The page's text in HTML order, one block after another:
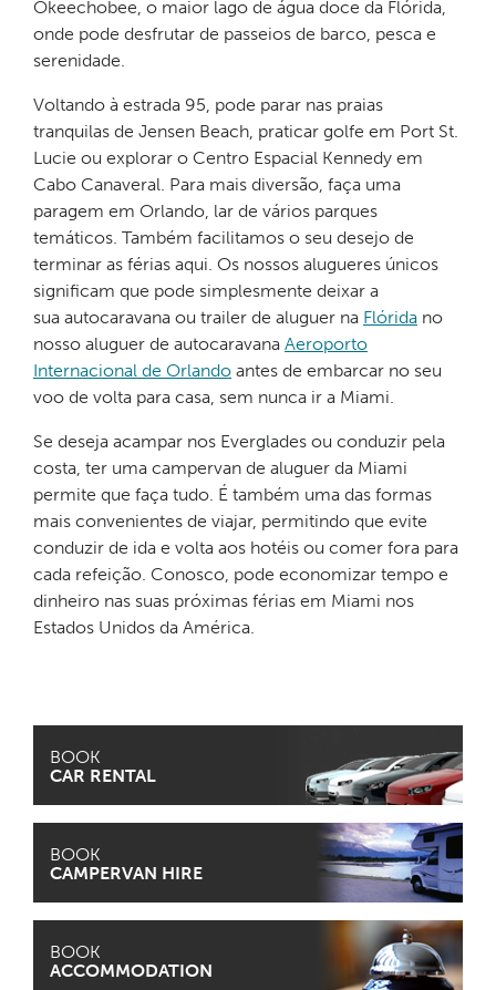
Okeechobee, o maior lago de água doce da Flórida,
onde pode desfrutar de passeios de barco, pesca e
serenidade.
Voltando à estrada 95, pode parar nas praias
tranquilas de Jensen Beach, praticar golfe em Port St.
Lucie ou explorar o Centro Espacial Kennedy em
Cabo Canaveral. Para mais diversão, faça uma
paragem em Orlando, lar de vários parques
temáticos. Também facilitamos o seu desejo de
terminar as férias aqui. Os nossos alugueres únicos
significam que pode simplesmente deixar a
sua autocaravana ou trailer de aluguer na Flórida no
nosso aluguer de autocaravana Aeroporto
Internacional de Orlando antes de embarcar no seu
voo de volta para casa, sem nunca ir a Miami.
Se deseja acampar nos Everglades ou conduzir pela
costa, ter uma campervan de aluguer da Miami
permite que faça tudo. É também uma das formas
mais convenientes de viajar, permitindo que evite
conduzir de ida e volta aos hotéis ou comer fora para
cada refeição. Conosco, pode economizar tempo e
dinheiro nas suas próximas férias em Miami nos
Estados Unidos da América.
BOOK
CAR RENTAL
BOOK
CAMPERVAN HIRE
BOOK
ACCOMMODATION